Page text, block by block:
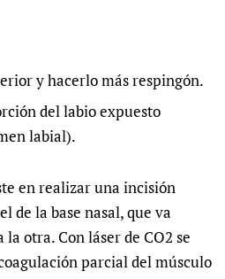
y hacerlo más respingón.
del labio expuesto
labial).
en realizar una incisión
de la base nasal, que va
otra. Con láser de CO2 se
parcial del músculo